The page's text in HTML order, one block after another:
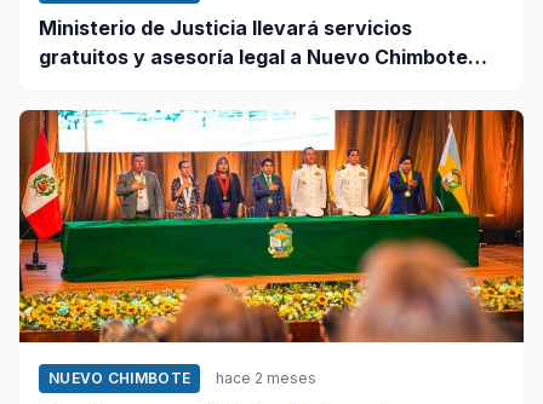
Ministerio de Justicia llevará servicios
gratuitos y asesoría legal a Nuevo Chimbote
NUEVO CHIMBOTE hace 2 meses